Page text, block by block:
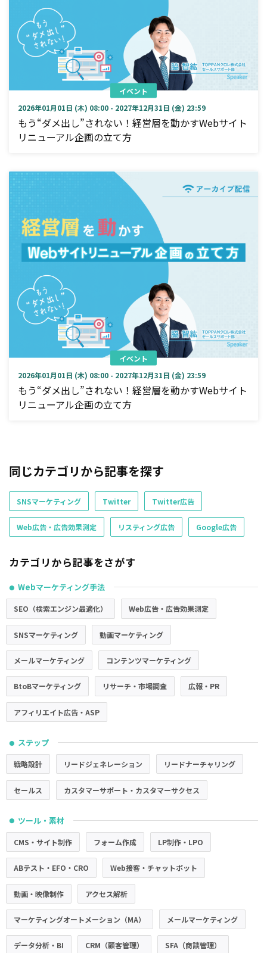
イベント
2026年01月01日 (木) 08:00 - 2027年12月31日 (金) 23:59
もう“ダメ出し”されない！経営層を動かすWebサイト
リニューアル企画の立て方
イベント
2026年01月01日 (木) 08:00 - 2027年12月31日 (金) 23:59
もう“ダメ出し”されない！経営層を動かすWebサイト
リニューアル企画の立て方
同じカテゴリから記事を探す
SNSマーケティング Twitter Twitter広告
Web広告・広告効果測定 リスティング広告 Google広告
カテゴリから記事をさがす
● Webマーケティング手法
SEO（検索エンジン最適化） Web広告・広告効果測定
SNSマーケティング 動画マーケティング
メールマーケティング コンテンツマーケティング
BtoBマーケティング リサーチ・市場調査 広報・PR
アフィリエイト広告・ASP
● ステップ
戦略設計 リードジェネレーション リードナーチャリング
セールス カスタマーサポート・カスタマーサクセス
● ツール・素材
CMS・サイト制作 フォーム作成 LP制作・LPO
ABテスト・EFO・CRO Web接客・チャットボット
動画・映像制作 アクセス解析
マーケティングオートメーション（MA） メールマーケティング
データ分析・BI CRM（顧客管理） SFA（商談管理）